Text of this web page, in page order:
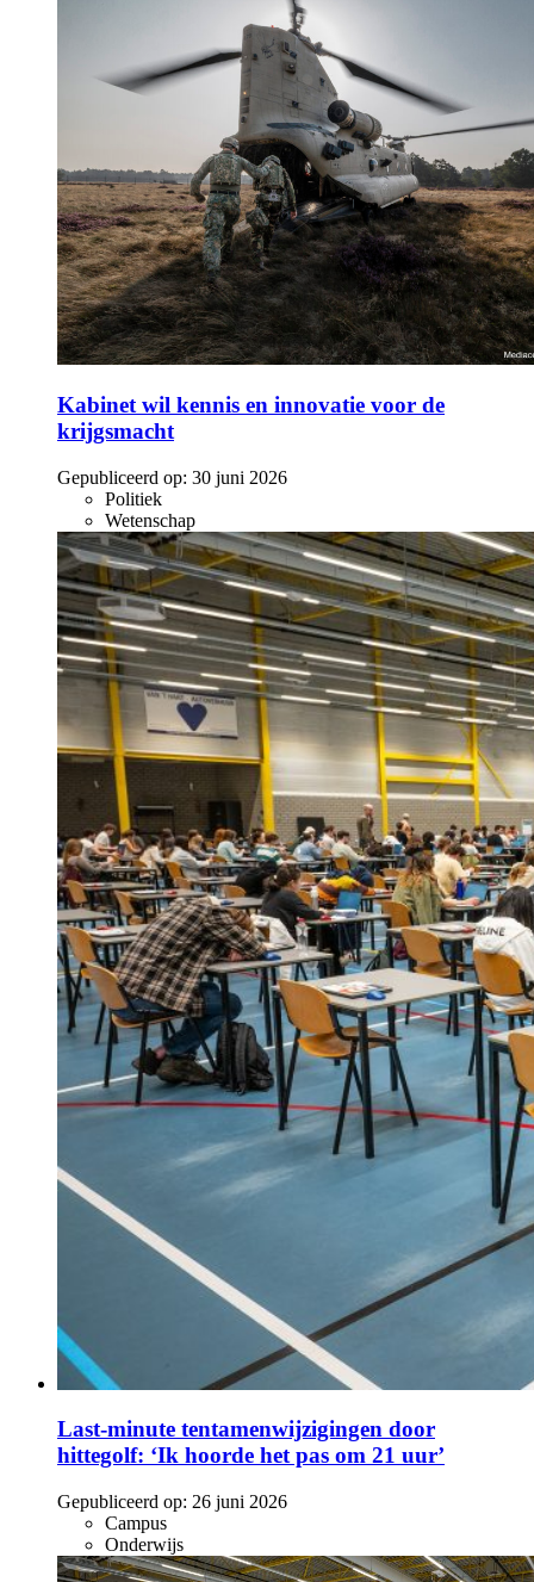
Kabinet wil kennis en innovatie voor de
krijgsmacht
Gepubliceerd op: 30 juni 2026
Politiek
Wetenschap
Last-minute tentamenwijzigingen door
hittegolf: ‘Ik hoorde het pas om 21 uur’
Gepubliceerd op: 26 juni 2026
Campus
Onderwijs